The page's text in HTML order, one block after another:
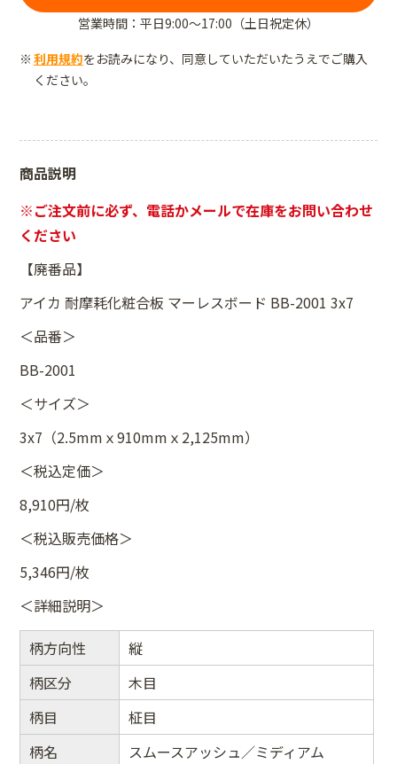
営業時間：平日9:00～17:00（土日祝定休）
利用規約をお読みになり、同意していただいたうえでご購入
ください。
商品説明
※ご注文前に必ず、電話かメールで在庫をお問い合わせ
ください
【廃番品】
アイカ 耐摩耗化粧合板 マーレスボード BB-2001 3x7
＜品番＞
BB-2001
＜サイズ＞
3x7（2.5mmｘ910mmｘ2,125mm）
＜税込定価＞
8,910円/枚
＜税込販売価格＞
5,346円/枚
＜詳細説明＞
柄方向性
縦
柄区分
木目
柄目
柾目
柄名
スムースアッシュ／ミディアム